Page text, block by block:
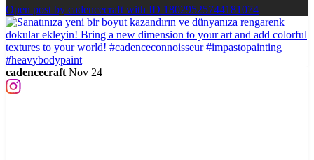
Open post by cadencecraft with ID 18029525744181074
cadencecraft Nov 24